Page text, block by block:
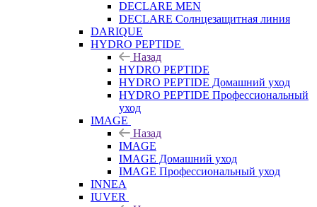
DECLARE MEN
DECLARE Солнцезащитная линия
DARIQUE
HYDRO PEPTIDE
Назад
HYDRO PEPTIDE
HYDRO PEPTIDE Домашний уход
HYDRO PEPTIDE Профессиональный
уход
IMAGE
Назад
IMAGE
IMAGE Домашний уход
IMAGE Профессиональный уход
INNEA
IUVER